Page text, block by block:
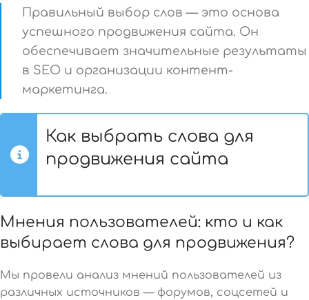
Правильный выбор слов — это основа
успешного продвижения сайта. Он
обеспечивает значительные результаты
в SEO и организации контент-
маркетинга.
Как выбрать слова для
продвижения сайта
Мнения пользователей: кто и как
выбирает слова для продвижения?
Мы провели анализ мнений пользователей из
различных источников — форумов, соцсетей и